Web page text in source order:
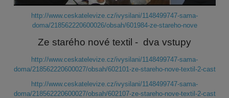
http://www.ceskatelevize.cz/ivysilani/1148499747-sama-
doma/218562220600026/obsah/601984-ze-stareho-nove
Ze starého nové textil - dva vstupy
http://www.ceskatelevize.cz/ivysilani/1148499747-sama-
doma/218562220600027/obsah/602101-ze-stareho-nove-textil-2-cast
http://www.ceskatelevize.cz/ivysilani/1148499747-sama-
doma/218562220600027/obsah/602107-ze-stareho-nove-textil-2-cast